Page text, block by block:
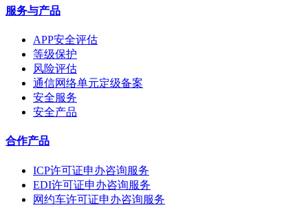
服务与产品
APP安全评估
等级保护
风险评估
通信网络单元定级备案
安全服务
安全产品
合作产品
ICP许可证申办咨询服务
EDI许可证申办咨询服务
网约车许可证申办咨询服务